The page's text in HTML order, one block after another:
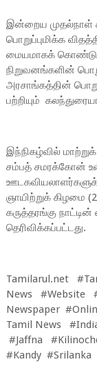
இன்றைய முதல்நாள்
பொறுப்புமிக்க
மையமாகக் கொண்டு
நிறுவனங்களின்
அரசாங்கத்தின்
பற்றியும்
இந்நிகழ்வில்
சம்பத் சமரக்கோன்
ஞாயிற்றுக் கிழமை
கருத்தரங்கு
தெரிவிக்கப்பட்டது.
Tamilarul.net
News #Website
Newspaper
Tamil News
#Jaffna
#Kandy #Srilanka